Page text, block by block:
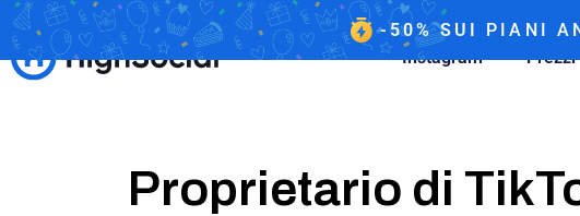
-50%SUI PIANI
Instagram Prezzi
Proprietario di